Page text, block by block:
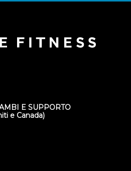
E SUPPORTO
e Canada)